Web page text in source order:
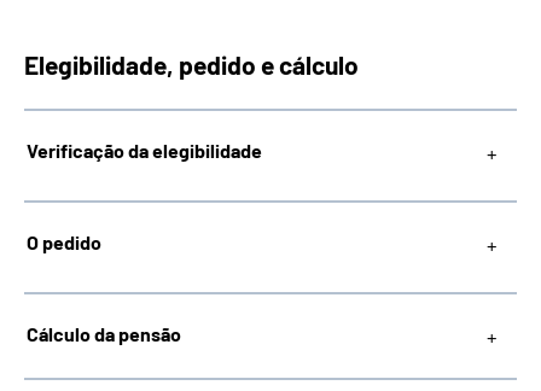
Elegibilidade, pedido e cálculo
Verificação da elegibilidade
O pedido
Cálculo da pensão